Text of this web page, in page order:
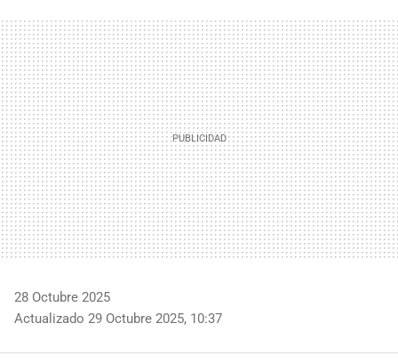
MAIL
28 Octubre 2025
Actualizado 29 Octubre 2025, 10:37